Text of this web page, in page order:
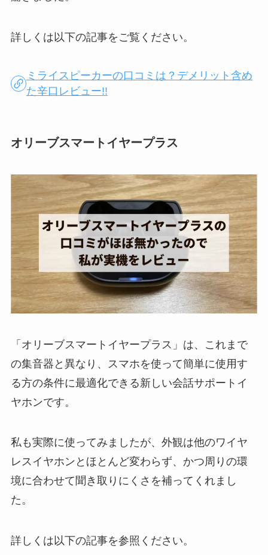
詳しくは以下の記事をご覧ください。
ミライスピーカーの口コミは？デメリット含め
た辛口レビュー!!
オリーブスマートイヤープラス
「オリーブスマートイヤープラス」は、これまで
の集音器と異なり、スマホを使って簡単に使用す
る方の条件に最適化できる新しい会話サポートイ
ヤホンです。
私も実際に使ってみましたが、外観は他のワイヤ
レスイヤホンとほとんど変わらず、かつ周りの環
境に合わせて聞き取りにくさを補ってくれまし
た。
詳しくは以下の記事を参照ください。